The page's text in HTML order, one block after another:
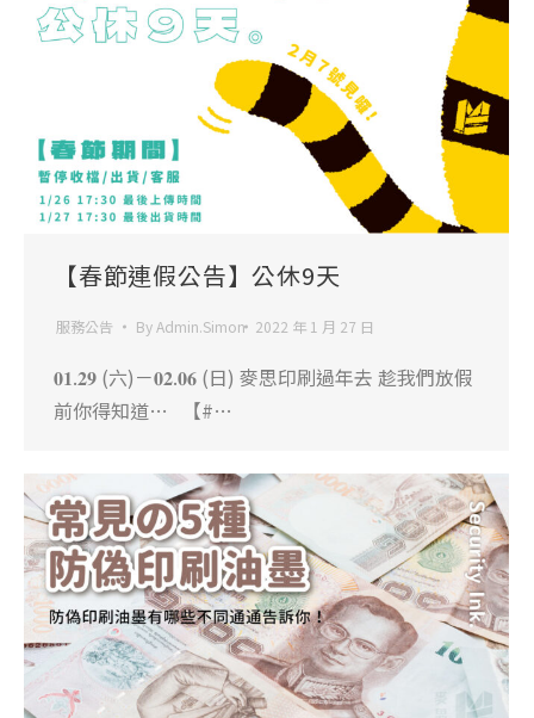
【春節連假公告】公休9天
服務公告 ByAdmin.Simon 2022 年 1 月 27 日
𝟎𝟏.𝟐𝟗 (六)－𝟎𝟐.𝟎𝟔 (日) 麥思印刷過年去 趁我們放假
前你得知道… 【#…